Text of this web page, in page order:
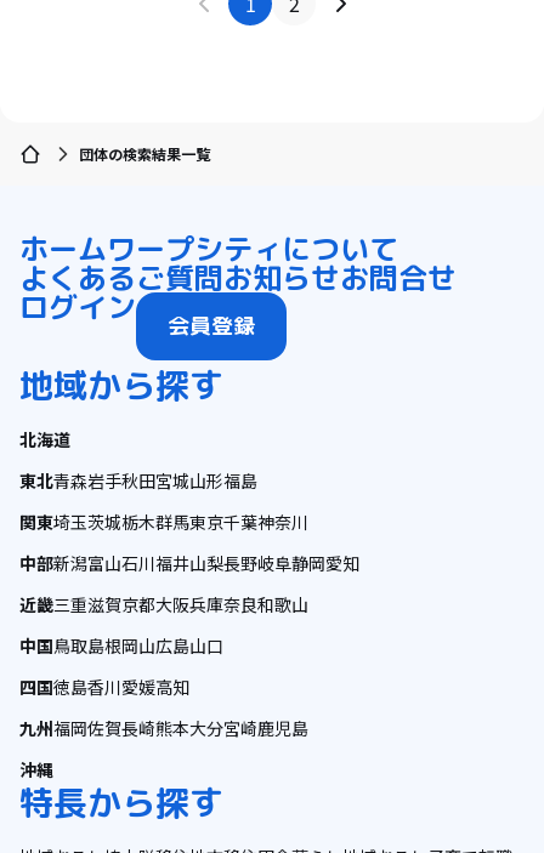
団体の検索結果一覧
ホームワープシティについて
よくあるご質問お知らせお問合せ
ログイン 会員登録
地域から探す
北海道
東北青森岩手秋田宮城山形福島
関東埼玉茨城栃木群馬東京千葉神奈川
中部新潟富山石川福井山梨長野岐阜静岡愛知
近畿三重滋賀京都大阪兵庫奈良和歌山
中国鳥取島根岡山広島山口
四国徳島香川愛媛高知
九州福岡佐賀長崎熊本大分宮崎鹿児島
沖縄
特長から探す